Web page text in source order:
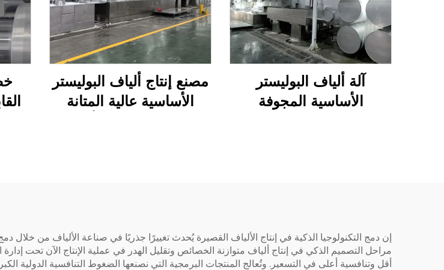
آلة ألياف البوليستر
الأساسية المجوفة
مصنع إنتاج ألياف البوليستر
الأساسية عالية المتانة
إن دمج التكنولوجيا الذكية في إنتاج الألياف القصيرة يُحدث تغييرًا جذريًا في صناعة الألياف من خلال
مراحل التصميم الذكي في إنتاج ألياف متوازنة الخصائص وتقليل الهدر في عملية الإنتاج الآن تحت
أقل وتنافسية أعلى في التسعير. وتُعالج المنتجات البرمجية التي نصنعها الضغوط التنافسية الدولية